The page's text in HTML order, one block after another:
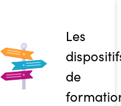
Les
de